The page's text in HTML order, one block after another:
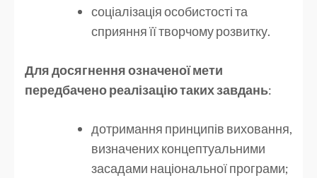
соціалізація особистості та
сприяння її творчому розвитку.
Для досягнення означеної мети
передбачено реалізаціютаких завдань:
дотримання принципів виховання,
визначених концептуальними
засадами національної програми;